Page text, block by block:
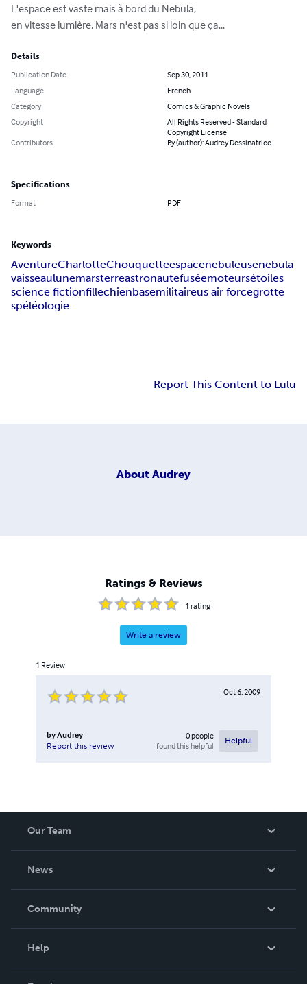
L'espace est vaste mais à bord du Nebula,
en vitesse lumière, Mars n'est pas si loin que ça...
Details
Publication Date
Sep 30, 2011
Language
French
Category
Comics & Graphic Novels
Copyright
All Rights Reserved - Standard
Copyright License
Contributors
By (author): Audrey Dessinatrice
Specifications
Format PDF
Keywords
AventureCharlotteChouquetteespacenebuleusenebula
vaisseaulunemarsterreastronautefuséemoteursétoiles
science fictionfillechienbasemilitaireus air forcegrotte
spéléologie
Report This Content to Lulu
About Audrey
Ratings & Reviews
1 rating
Write a review
1 Review
Oct 6, 2009
byAudrey
Report this review
0people
found this helpful
Helpful
Our Team
News
In The News
Community
Help
Order Lookup